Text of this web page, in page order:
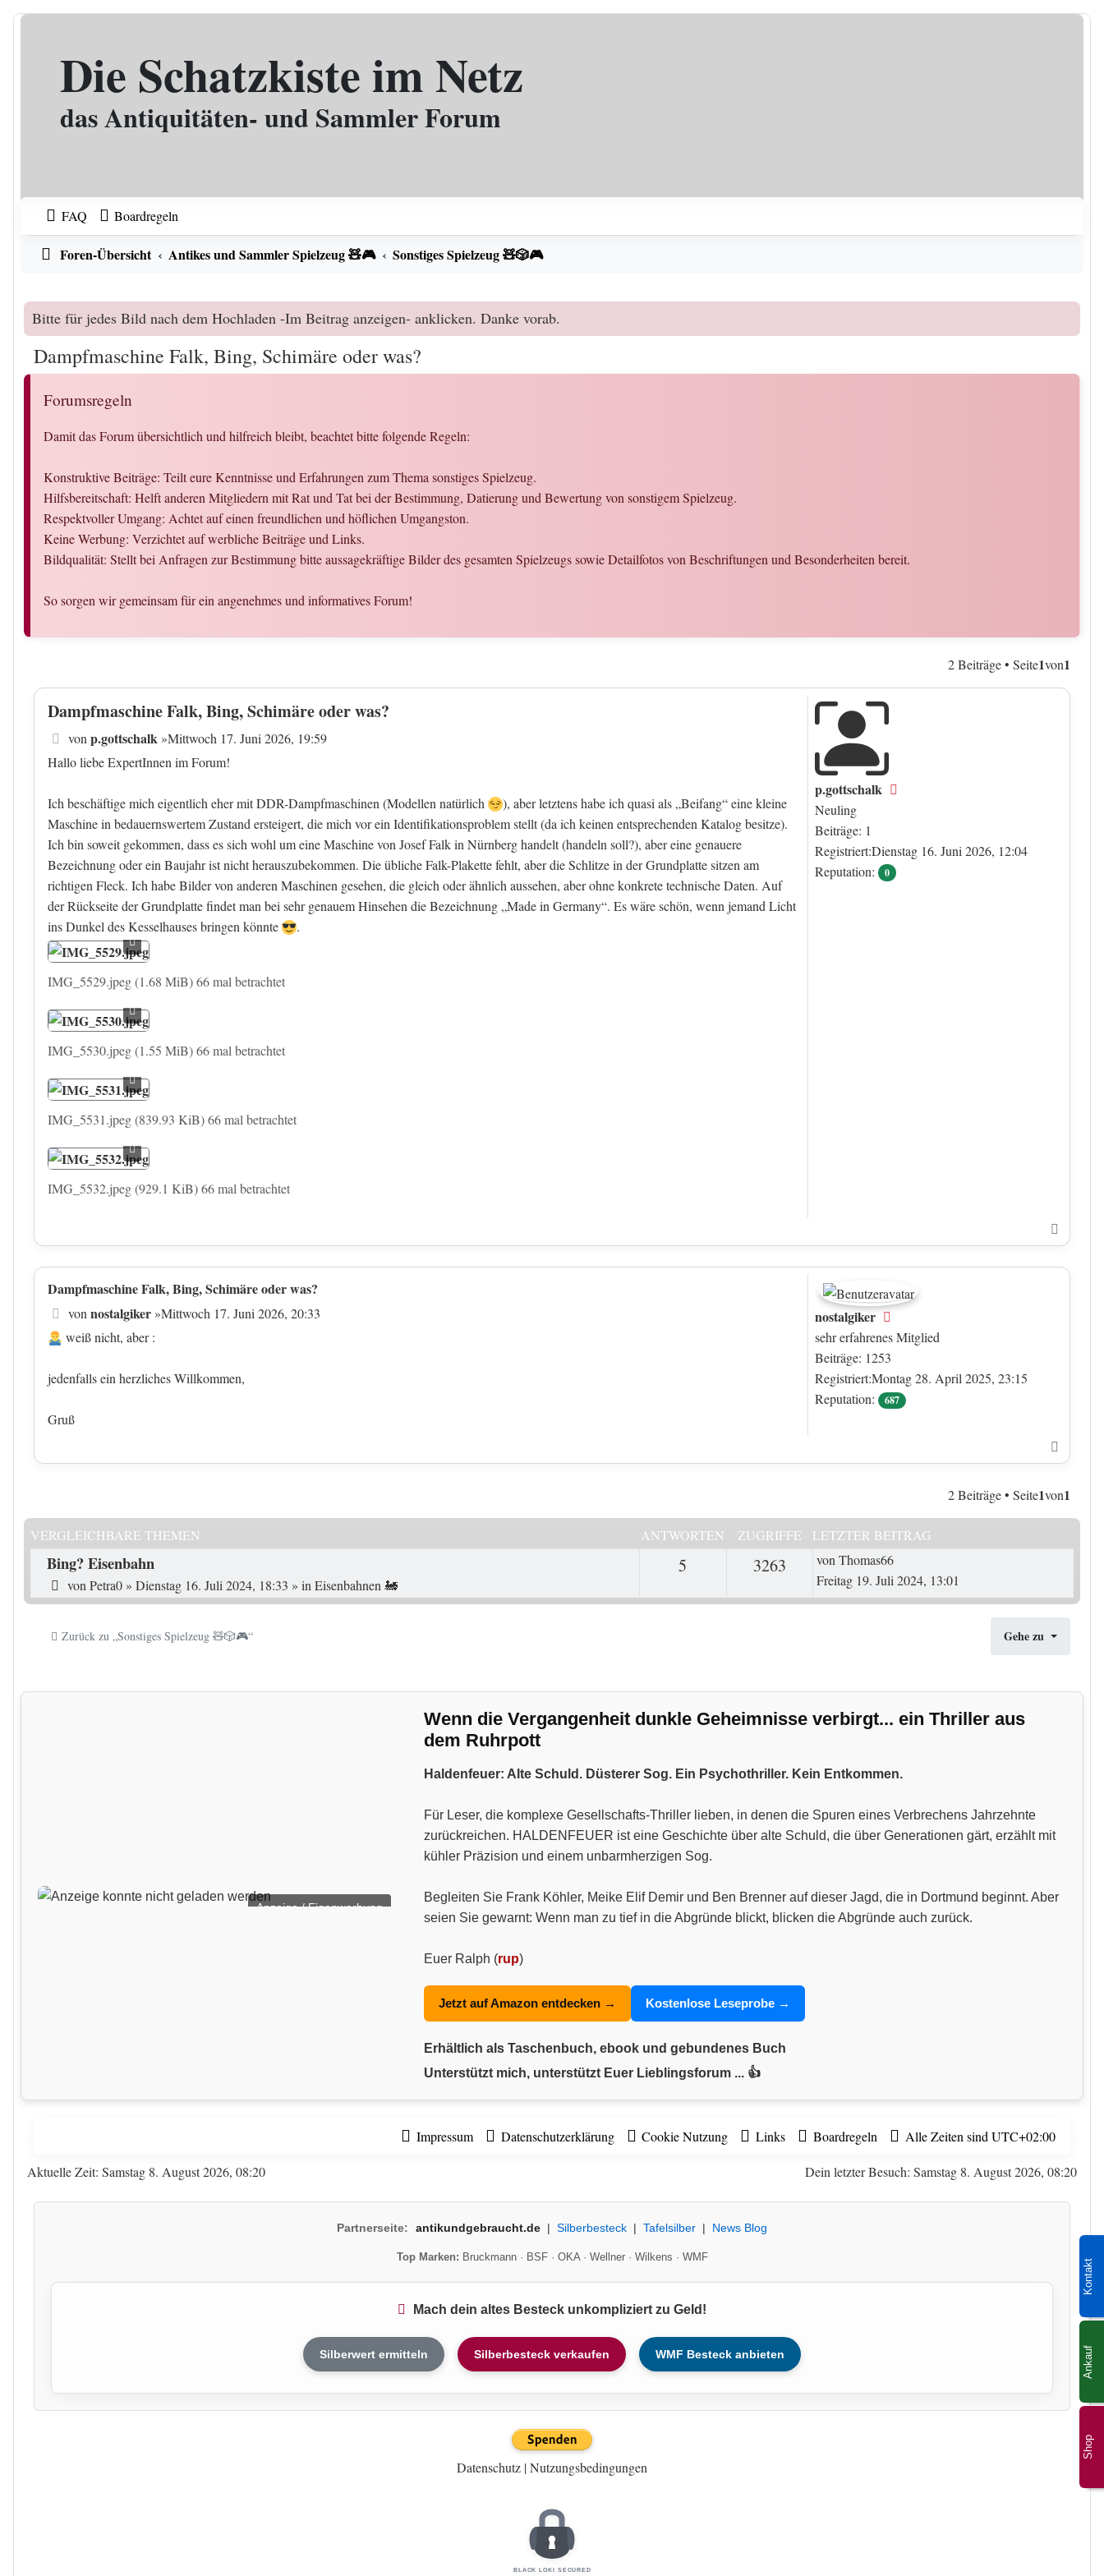
Shop
Kontakt
Ankauf
Zum Inhalt
Die Schatzkiste im Netz
das Antiquitäten- und Sammler Forum
FAQ Boardregeln
Foren-Übersicht Antikes und Sammler Spielzeug 🧸🎮 Sonstiges Spielzeug 🧸🎲🎮
Bitte für jedes Bild nach dem Hochladen -Im Beitrag anzeigen- anklicken. Danke vorab.
Dampfmaschine Falk, Bing, Schimäre oder was?
Forumsregeln
Damit das Forum übersichtlich und hilfreich bleibt, beachtet bitte folgende Regeln:
Konstruktive Beiträge: Teilt eure Kenntnisse und Erfahrungen zum Thema sonstiges Spielzeug.
Hilfsbereitschaft: Helft anderen Mitgliedern mit Rat und Tat bei der Bestimmung, Datierung und Bewertung von sonstigem Spielzeug.
Respektvoller Umgang: Achtet auf einen freundlichen und höflichen Umgangston.
Keine Werbung: Verzichtet auf werbliche Beiträge und Links.
Bildqualität: Stellt bei Anfragen zur Bestimmung bitte aussagekräftige Bilder des gesamten Spielzeugs sowie Detailfotos von Beschriftungen und Besonderheiten bereit.
So sorgen wir gemeinsam für ein angenehmes und informatives Forum!
2 Beiträge • Seite1von1
p.gottschalk
Neuling
Beiträge: 1
Registriert:Dienstag 16. Juni 2026, 12:04
Reputation:
0
Dampfmaschine Falk, Bing, Schimäre oder was?
Beitrag
von p.gottschalk »Mittwoch 17. Juni 2026, 19:59
Hallo liebe ExpertInnen im Forum!
Ich beschäftige mich eigentlich eher mit DDR-Dampfmaschinen (Modellen natürlich
), aber letztens habe ich quasi als „Beifang“ eine kleine
Maschine in bedauernswertem Zustand ersteigert, die mich vor ein Identifikationsproblem stellt (da ich keinen entsprechenden Katalog besitze).
Ich bin soweit gekommen, dass es sich wohl um eine Maschine von Josef Falk in Nürnberg handelt (handeln soll?), aber eine genauere
Bezeichnung oder ein Baujahr ist nicht herauszubekommen. Die übliche Falk-Plakette fehlt, aber die Schlitze in der Grundplatte sitzen am
richtigen Fleck. Ich habe Bilder von anderen Maschinen gesehen, die gleich oder ähnlich aussehen, aber ohne konkrete technische Daten. Auf
der Rückseite der Grundplatte findet man bei sehr genauem Hinsehen die Bezeichnung „Made in Germany“. Es wäre schön, wenn jemand Licht
ins Dunkel des Kesselhauses bringen könnte
.
IMG_5529.jpeg (1.68 MiB) 66 mal betrachtet
IMG_5530.jpeg (1.55 MiB) 66 mal betrachtet
IMG_5531.jpeg (839.93 KiB) 66 mal betrachtet
IMG_5532.jpeg (929.1 KiB) 66 mal betrachtet
nostalgiker
sehr erfahrenes Mitglied
Beiträge: 1253
Registriert:Montag 28. April 2025, 23:15
Reputation:
687
Dampfmaschine Falk, Bing, Schimäre oder was?
Beitrag
von nostalgiker»Mittwoch 17. Juni 2026, 20:33
weiß nicht, aber :
jedenfalls ein herzliches Willkommen,
Gruß
2 Beiträge • Seite1von1
VERGLEICHBARE THEMEN ANTWORTEN ZUGRIFFE LETZTER BEITRAG
Bing? Eisenbahn
vonPetra0» Dienstag 16. Juli 2024, 18:33 » inEisenbahnen 🚂
5 Antworten3263 ZugriffeLetzter Beitrag
vonThomas66
Freitag 19. Juli 2024, 13:01
Zurück zu „Sonstiges Spielzeug 🧸🎲🎮“ Gehe zu
Anzeige / Eigenwerbung
Wenn die Vergangenheit dunkle Geheimnisse verbirgt... ein Thriller aus
dem Ruhrpott
Haldenfeuer: Alte Schuld. Düsterer Sog. Ein Psychothriller. Kein Entkommen.
Für Leser, die komplexe Gesellschafts-Thriller lieben, in denen die Spuren eines Verbrechens Jahrzehnte
zurückreichen. HALDENFEUER ist eine Geschichte über alte Schuld, die über Generationen gärt, erzählt mit
kühler Präzision und einem unbarmherzigen Sog.
Begleiten Sie Frank Köhler, Meike Elif Demir und Ben Brenner auf dieser Jagd, die in Dortmund beginnt. Aber
seien Sie gewarnt: Wenn man zu tief in die Abgründe blickt, blicken die Abgründe auch zurück.
Euer Ralph (rup)
Jetzt auf Amazon entdecken → Kostenlose Leseprobe →
Erhältlich als Taschenbuch, ebook und gebundenes Buch
Unterstützt mich, unterstützt Euer Lieblingsforum ... 👍
Impressum Datenschutzerklärung Cookie Nutzung Links Boardregeln Alle Zeiten sind UTC+02:00
Dein letzter Besuch: Samstag 8. August 2026, 08:20
Aktuelle Zeit: Samstag 8. August 2026, 08:20
Partnerseite: antikundgebraucht.de | Silberbesteck | Tafelsilber | News Blog
Top Marken: Bruckmann· BSF· OKA· Wellner· Wilkens · WMF
Mach dein altes Besteck unkompliziert zu Geld!
Silberwert ermitteln Silberbesteck verkaufen WMF Besteck anbieten
Datenschutz |Nutzungsbedingungen
BLACK LOKI SECURED